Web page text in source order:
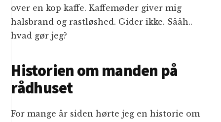
over en kop kaffe. Kaffemøder giver mig
halsbrand og rastløshed. Gider ikke. Sååh..
hvad gør jeg?
Historien om manden på
rådhuset
For mange år siden hørte jeg en historie om